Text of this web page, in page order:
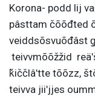
Korona- podd lij
pâsttam čõõđted
veiddsõsvuõđâst
teivvmõõžžid
ǩiččlâʹtte tõõzz,
teivva jiiʹjjes